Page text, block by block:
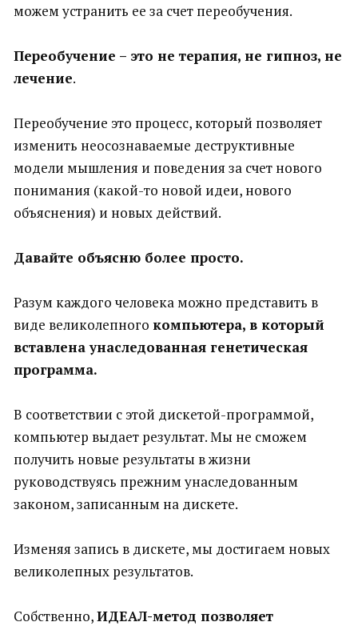
можем устранить ее за счет переобучения.
Переобучение – это не терапия, не гипноз, не
лечение.
Переобучение это процесс, который позволяет
изменить неосознаваемые деструктивные
модели мышления и поведения за счет нового
понимания (какой-то новой идеи, нового
объяснения) и новых действий.
Давайте объясню более просто.
Разум каждого человека можно представить в
виде великолепного компьютера, в который
вставлена унаследованная генетическая
программа.
В соответствии с этой дискетой-программой,
компьютер выдает результат. Мы не сможем
получить новые результаты в жизни
руководствуясь прежним унаследованным
законом, записанным на дискете.
Изменяя запись в дискете, мы достигаем новых
великолепных результатов.
Собственно,ИДЕАЛ-метод позволяет